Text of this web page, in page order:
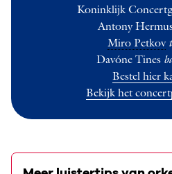
Koninklijk
Antony
Miro Petkov
Davóne Ti­nes
Bestel hier
Bekijk het